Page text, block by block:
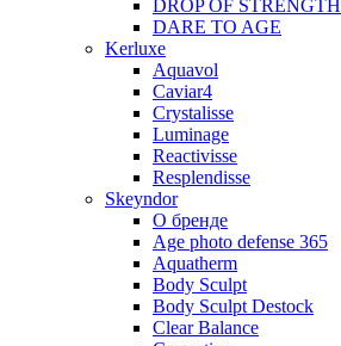
DROP OF STRENGTH
DARE TO AGE
Kerluxe
Aquavol
Caviar4
Crystalisse
Luminage
Reactivisse
Resplendisse
Skeyndor
О бренде
Age photo defense 365
Aquatherm
Body Sculpt
Body Sculpt Destock
Clear Balance